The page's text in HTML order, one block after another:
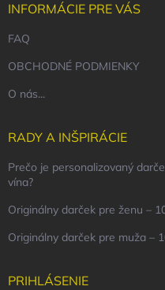
INFORMÁCIE PRE VÁS
FAQ
OBCHODNÉ PODMIENKY
O nás...
RADY A INŠPIRÁCIE
Prečo je personalizovaný
vína?
Originálny darček pre ženu –
Originálny darček pre muža –
PRIHLÁSENIE